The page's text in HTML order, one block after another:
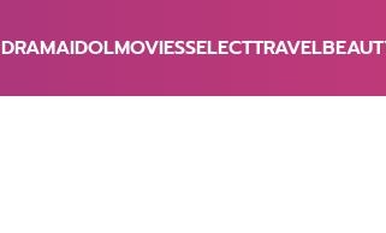
DRAMAIDOLMOVIESSELECTTRAVEL